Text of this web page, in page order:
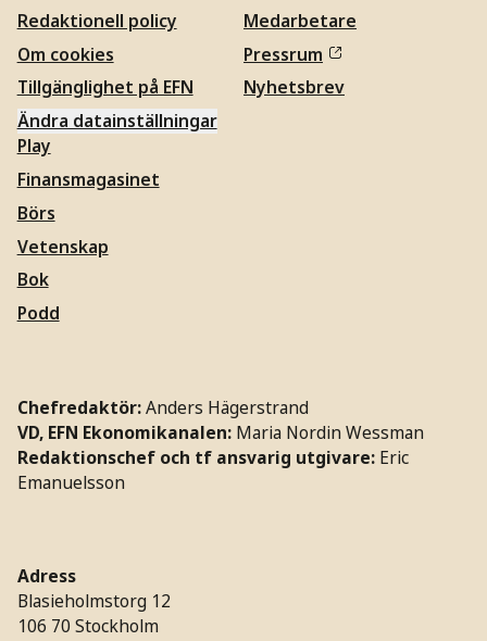
Redaktionell policy
Om cookies
Tillgänglighet på EFN
Ändra datainställningar
Medarbetare
Pressrum
Nyhetsbrev
Play
Finansmagasinet
Börs
Vetenskap
Bok
Podd
Chefredaktör:Anders Hägerstrand
VD, EFN Ekonomikanalen: Maria Nordin Wessman
Redaktionschef och tf ansvarig utgivare: Eric
Emanuelsson
Adress
Blasieholmstorg 12
106 70 Stockholm